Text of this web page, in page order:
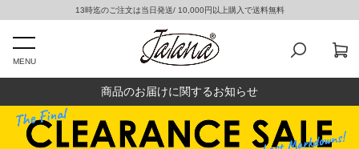
13時迄のご注文は当日発送/ 10,000円以上購入で送料無料
MENU
商品のお届けに関するお知らせ